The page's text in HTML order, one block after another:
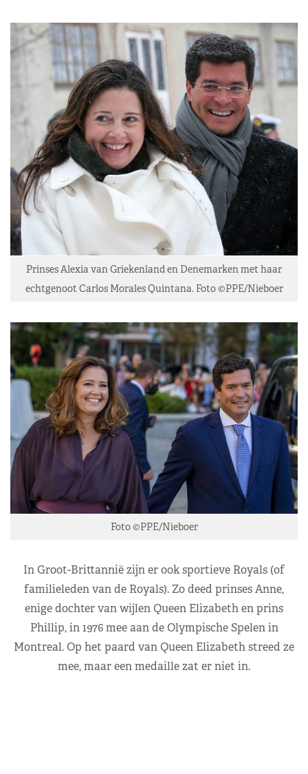
Prinses Alexia van Griekenland en Denemarken met haar
echtgenoot Carlos Morales Quintana. Foto ©PPE/Nieboer
Foto ©PPE/Nieboer
In Groot-Brittannië zijn er ook sportieve Royals (of
familieleden van de Royals). Zo deed prinses Anne,
enige dochter van wijlen Queen Elizabeth en prins
Phillip, in 1976 mee aan de Olympische Spelen in
Montreal. Op het paard van Queen Elizabeth streed ze
mee, maar een medaille zat er niet in.